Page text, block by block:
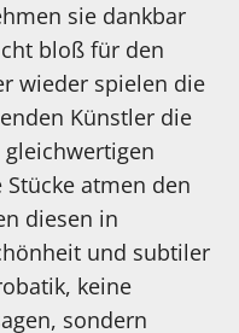
sie dankbar
bloß für den
wieder spielen die
Künstler die
atmen den
diesen in
und subtiler
keine
sondern